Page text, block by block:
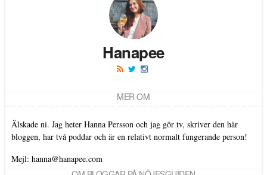
Hanapee
MER OM
Älskade ni. Jag heter Hanna Persson och jag gör tv, skriver den här
bloggen, har två poddar och är en relativt normalt fungerande person!
Mejl: hanna@hanapee.com